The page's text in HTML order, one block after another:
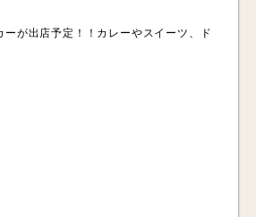
ーが出店予定！！カレーやスイーツ、ド